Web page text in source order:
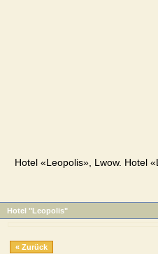
Hotel «Leopolis», Lwow. Hotel
Hotel "Leopolis"
« Zurück